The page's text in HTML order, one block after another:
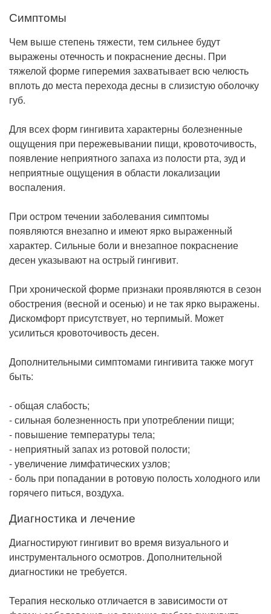
Симптомы
Чем выше степень тяжести, тем сильнее будут
выражены отечность и покраснение десны. При
тяжелой форме гиперемия захватывает всю челюсть
вплоть до места перехода десны в слизистую оболочку
губ.
Для всех форм гингивита характерны болезненные
ощущения при пережевывании пищи, кровоточивость,
появление неприятного запаха из полости рта, зуд и
неприятные ощущения в области локализации
воспаления.
При остром течении заболевания симптомы
появляются внезапно и имеют ярко выраженный
характер. Сильные боли и внезапное покраснение
десен указывают на острый гингивит.
При хронической форме признаки проявляются в сезон
обострения (весной и осенью) и не так ярко выражены.
Дискомфорт присутствует, но терпимый. Может
усилиться кровоточивость десен.
Дополнительными симптомами гингивита также могут
быть:
- общая слабость;
- сильная болезненность при употреблении пищи;
- повышение температуры тела;
- неприятный запах из ротовой полости;
- увеличение лимфатических узлов;
- боль при попадании в ротовую полость холодного или
горячего питься, воздуха.
Диагностика и лечение
Диагностируют гингивит во время визуального и
инструментального осмотров. Дополнительной
диагностики не требуется.
Терапия несколько отличается в зависимости от